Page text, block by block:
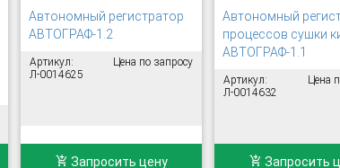
Автономный регистратор
АВТОГРАФ-1.2
Артикул:
Л-0014625
Цена по запросу
Запросить цену
Автономный
процессов сушки
АВТОГРАФ-1.1
Артикул:
Л-0014632
Цена
Запросить